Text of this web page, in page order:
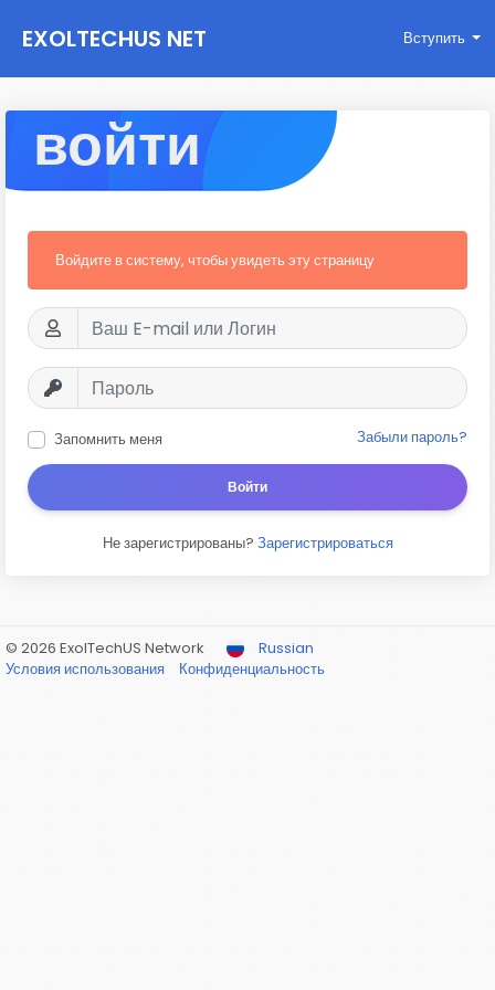
EXOLTECHUS NET
WORK
Вступить
войти
Войдите в систему, чтобы увидеть эту страницу
Запомнить меня Забыли пароль?
Войти
Не зарегистрированы? Зарегистрироваться
© 2026 ExolTechUS Network
Russian
Условия использования
Конфиденциальность